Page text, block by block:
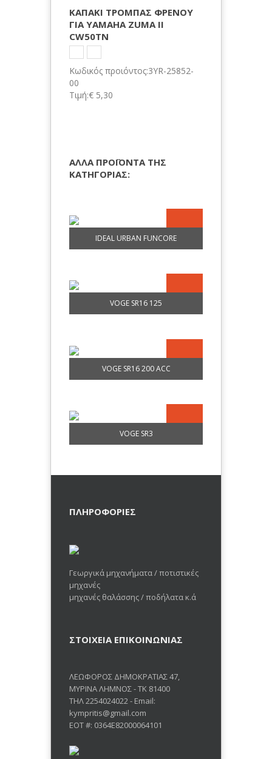
ΚΑΠΑΚΙ ΤΡΟΜΠΑΣ ΦΡΕΝΟΥ
ΓΙΑ YAMAHA ZUMA II
CW50TN
Κωδικός προιόντος:3ΥR-25852-
00
Τιμή:€ 5,30
ΑΛΛΑ ΠΡΟΪΟΝΤΑ ΤΗΣ
ΚΑΤΗΓΟΡΙΑΣ:
IDEAL URBAN FUNCORE
VOGE SR16 125
VOGE SR16 200 ACC
VOGE SR3
ΠΛΗΡΟΦΟΡΙΕΣ
Γεωργικά μηχανήματα / ποτιστικές
μηχανές
μηχανές θαλάσσης / ποδήλατα κ.ά
ΣΤΟΙΧΕΙΑ ΕΠΙΚΟΙΝΩΝΙΑΣ
ΛΕΩΦΟΡΟΣ ΔΗΜΟΚΡΑΤΙΑΣ 47,
ΜΥΡΙΝΑ ΛΗΜΝΟΣ - ΤΚ 81400
ΤΗΛ 2254024022 - Email:
kympritis@gmail.com
EOT #: 0364E82000064101